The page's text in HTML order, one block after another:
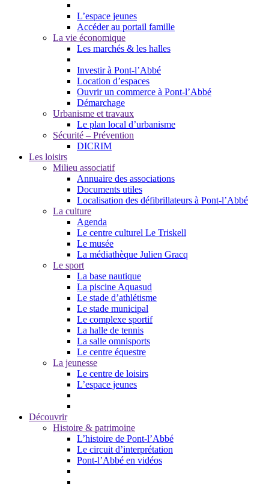
L’espace jeunes
Accéder au portail famille
La vie économique
Les marchés & les halles
Investir à Pont-l’Abbé
Location d’espaces
Ouvrir un commerce à Pont-l’Abbé
Démarchage
Urbanisme et travaux
Le plan local d’urbanisme
Sécurité – Prévention
DICRIM
Les loisirs
Milieu associatif
Annuaire des associations
Documents utiles
Localisation des défibrillateurs à Pont-l’Abbé
La culture
Agenda
Le centre culturel Le Triskell
Le musée
La médiathèque Julien Gracq
Le sport
La base nautique
La piscine Aquasud
Le stade d’athlétisme
Le stade municipal
Le complexe sportif
La halle de tennis
La salle omnisports
Le centre équestre
La jeunesse
Le centre de loisirs
L’espace jeunes
Découvrir
Histoire & patrimoine
L’histoire de Pont-l’Abbé
Le circuit d’interprétation
Pont-l’Abbé en vidéos